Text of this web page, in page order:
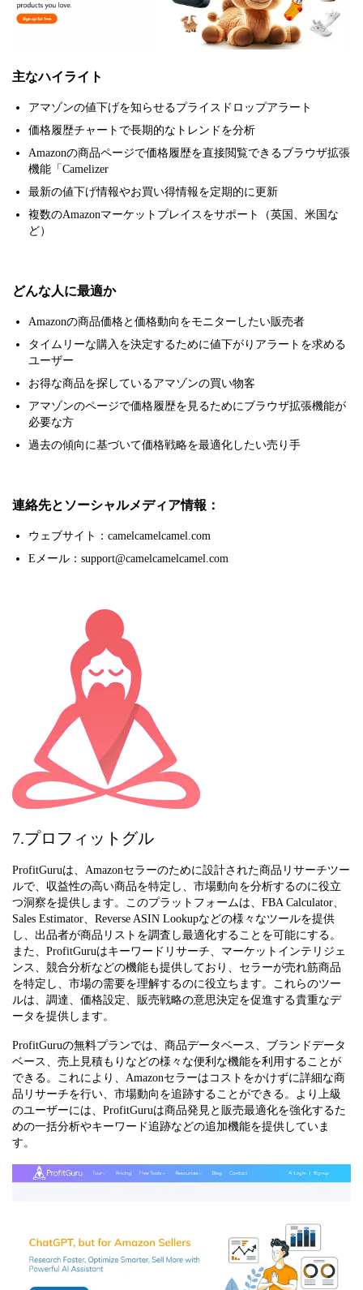
主なハイライト
アマゾンの値下げを知らせるプライスドロップアラート
価格履歴チャートで長期的なトレンドを分析
Amazonの商品ページで価格履歴を直接閲覧できるブラウザ拡張
機能「Camelizer
最新の値下げ情報やお買い得情報を定期的に更新
複数のAmazonマーケットプレイスをサポート（英国、米国な
ど）
どんな人に最適か
Amazonの商品価格と価格動向をモニターしたい販売者
タイムリーな購入を決定するために値下がりアラートを求める
ユーザー
お得な商品を探しているアマゾンの買い物客
アマゾンのページで価格履歴を見るためにブラウザ拡張機能が
必要な方
過去の傾向に基づいて価格戦略を最適化したい売り手
連絡先とソーシャルメディア情報：
ウェブサイト：camelcamelcamel.com
Eメール：support@camelcamelcamel.com
7.プロフィットグル
ProfitGuruは、Amazonセラーのために設計された商品リサーチツー
ルで、収益性の高い商品を特定し、市場動向を分析するのに役立
つ洞察を提供します。このプラットフォームは、FBA Calculator、
Sales Estimator、Reverse ASIN Lookupなどの様々なツールを提供
し、出品者が商品リストを調査し最適化することを可能にする。
また、ProfitGuruはキーワードリサーチ、マーケットインテリジェ
ンス、競合分析などの機能も提供しており、セラーが売れ筋商品
を特定し、市場の需要を理解するのに役立ちます。これらのツー
ルは、調達、価格設定、販売戦略の意思決定を促進する貴重なデ
ータを提供します。
ProfitGuruの無料プランでは、商品データベース、ブランドデータ
ベース、売上見積もりなどの様々な便利な機能を利用することが
できる。これにより、Amazonセラーはコストをかけずに詳細な商
品リサーチを行い、市場動向を追跡することができる。より上級
のユーザーには、ProfitGuruは商品発見と販売最適化を強化するた
めの一括分析やキーワード追跡などの追加機能を提供していま
す。